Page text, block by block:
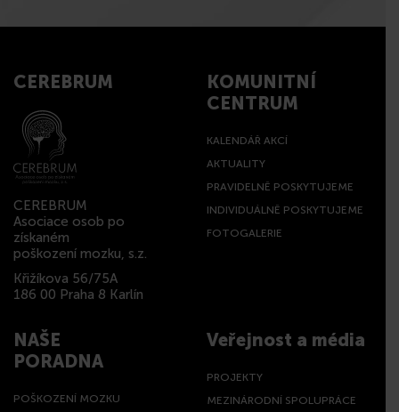
CEREBRUM
CEREBRUM
Asociace osob po
získaném
poškození mozku, s.z.
Křižíkova 56/75A
186 00 Praha 8 Karlín
KOMUNITNÍ
CENTRUM
KALENDÁŘ AKCÍ
AKTUALITY
PRAVIDELNĚ POSKYTUJEME
INDIVIDUÁLNĚ POSKYTUJEME
FOTOGALERIE
NAŠE
PORADNA
POŠKOZENÍ MOZKU
Veřejnost a média
PROJEKTY
MEZINÁRODNÍ SPOLUPRÁCE